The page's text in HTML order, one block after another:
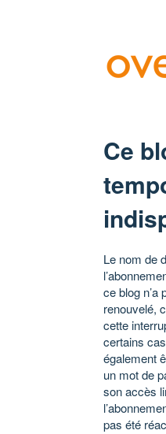
Ce
Le nom de
ce blog n’a
renouvelé,
cette
certains
également
un mot de
son accès
pas été